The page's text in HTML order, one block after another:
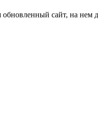
сайт, на нем